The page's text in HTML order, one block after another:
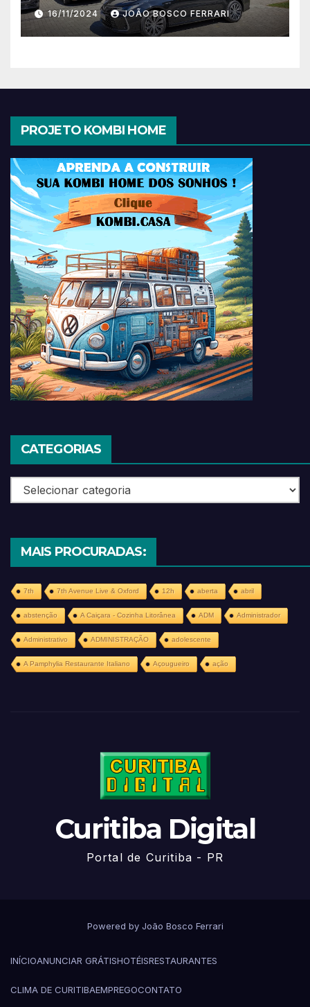
16/11/2024 JOÃO BOSCO FERRARI
PROJETO KOMBI HOME
CATEGORIAS
Categorias
MAIS PROCURADAS:
7th 7th Avenue Live & Oxford 12h aberta abril
abstenção A Caiçara - Cozinha Litorânea ADM Administrador
Administrativo ADMINISTRAÇÃO adolescente
A Pamphylia Restaurante Italiano Açougueiro ação
Curitiba Digital
Portal de Curitiba - PR
Powered by João Bosco Ferrari
INÍCIOANUNCIAR GRÁTISHOTÉISRESTAURANTES
CLIMA DE CURITIBAEMPREGOCONTATO